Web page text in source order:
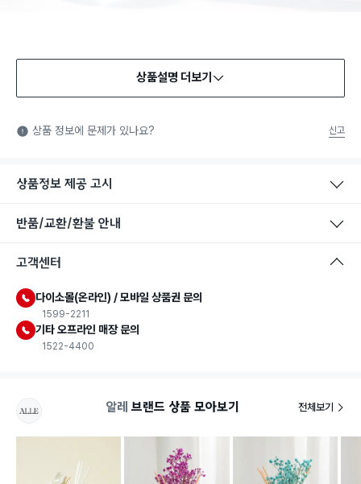
상품설명 더보기
상품 정보에 문제가 있나요? 신고
상품정보 제공 고시
반품/교환/환불 안내
고객센터
다이소몰(온라인) / 모바일 상품권 문의
1599-2211
기타 오프라인 매장 문의
1522-4400
알레 브랜드 상품 모아보기 전체보기